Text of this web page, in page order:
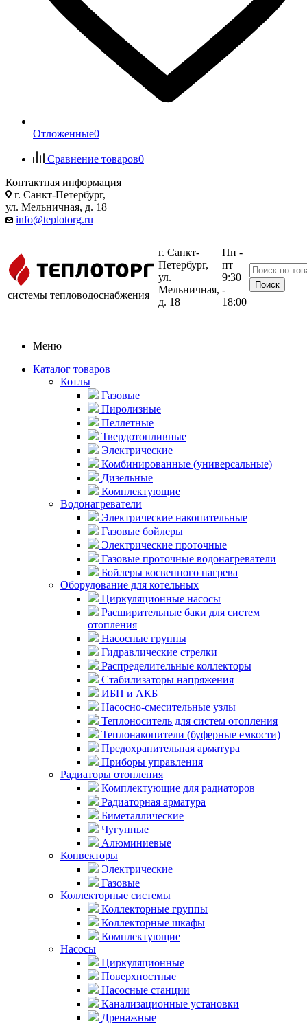
Отложенные0
Сравнение товаров0
Контактная информация
г. Санкт-Петербург,
ул. Мельничная, д. 18
info@teplotorg.ru
системы тепловодоснабжения
г. Санкт-
Петербург,
ул.
Мельничная,
д. 18
Пн -
пт
9:30
-
18:00
Меню
Каталог товаров
Котлы
Газовые
Пиролизные
Пеллетные
Твердотопливные
Электрические
Комбинированные (универсальные)
Дизельные
Комплектующие
Водонагреватели
Электрические накопительные
Газовые бойлеры
Электрические проточные
Газовые проточные водонагреватели
Бойлеры косвенного нагрева
Оборудование для котельных
Циркуляционные насосы
Расширительные баки для систем
отопления
Насосные группы
Гидравлические стрелки
Распределительные коллекторы
Стабилизаторы напряжения
ИБП и АКБ
Насосно-смесительные узлы
Теплоноситель для систем отопления
Теплонакопители (буферные емкости)
Предохранительная арматура
Приборы управления
Радиаторы отопления
Комплектующие для радиаторов
Радиаторная арматура
Биметаллические
Чугунные
Алюминиевые
Конвекторы
Электрические
Газовые
Коллекторные системы
Коллекторные группы
Коллекторные шкафы
Комплектующие
Насосы
Циркуляционные
Поверхностные
Насосные станции
Канализационные установки
Дренажные